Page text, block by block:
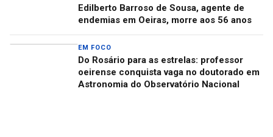
Edilberto Barroso de Sousa, agente de
endemias em Oeiras, morre aos 56 anos
EM FOCO
Do Rosário para as estrelas: professor
oeirense conquista vaga no doutorado em
Astronomia do Observatório Nacional